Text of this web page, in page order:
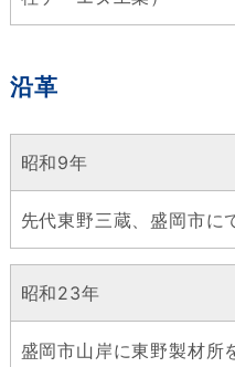
沿革
昭和9年
先代東野三蔵、盛岡市に
昭和23年
盛岡市山岸に東野製材所